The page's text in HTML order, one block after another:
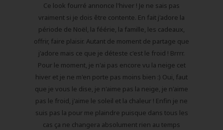
Ce look fourré annonce l'hiver ! Je ne sais pas
vraiment si je dois être contente. En fait j'adore la
période de Noël, la féérie, la famille, les cadeaux,
offrir, faire plaisir. Autant de moment de partage que
j'adore mais ce que je déteste c'est le froid ! Brrrr.
Pour le moment, je n'ai pas encore vu la neige cet
hiver et je ne m'en porte pas moins bien :) Oui, faut
que je vous le dise, je n'aime pas la neige, je n'aime
pas le froid, j'aime le soleil et la chaleur ! Enfin je ne
suis pas la pour me plaindre puisque dans tous les
cas ça ne changera absolument rien au temps